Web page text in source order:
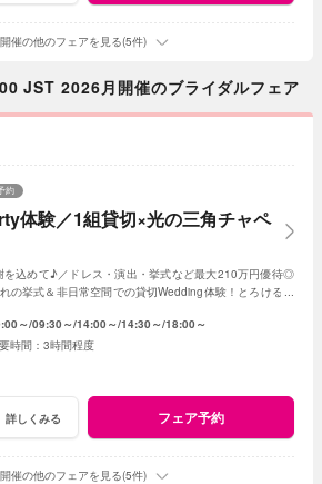
催の他のフェアを見る(5件)
JST 2026月開催のブライダルフェア
体験／1組貸切×光の三角チャペ
約
を込めて♪／ドレス・演出・挙式など最大210万円優待◎
の挙式＆非日常空間での貸切Wedding体験！とろける和
～ 09:30～ 14:00～ 14:30～ 18:00～
3時間程度
詳しくみる フェア予約
催の他のフェアを見る(5件)